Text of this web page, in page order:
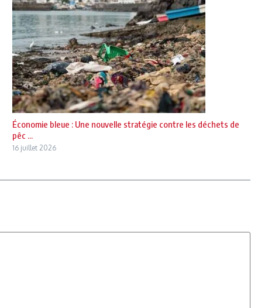
Économie bleue : Une nouvelle stratégie contre les déchets de
pêc ...
16 juillet 2026